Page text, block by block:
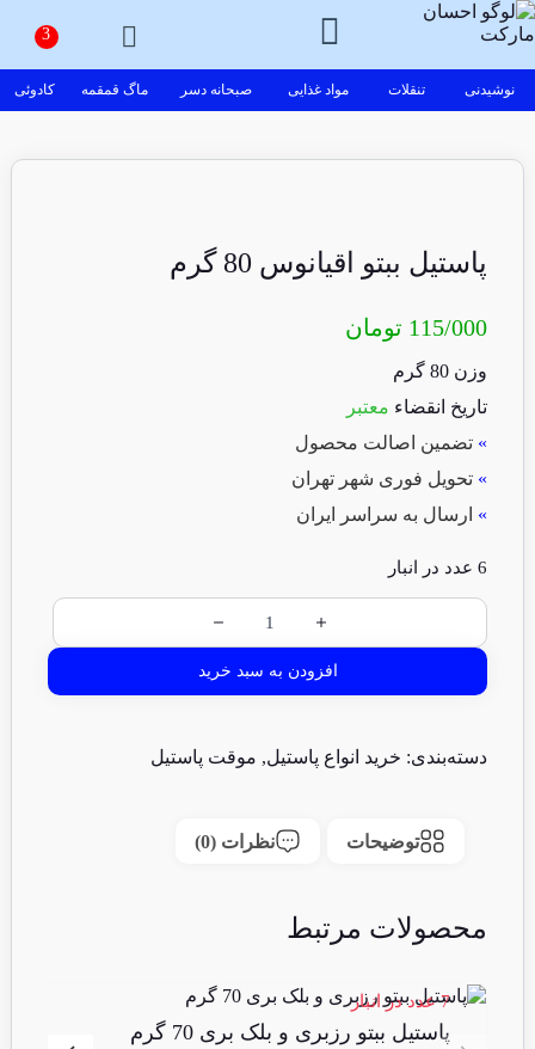
نوشیدنی تنقلات مواد غذایی صبحانه دسر ماگ قمقمه کادوئی
پاستیل ببتو اقیانوس 80 گرم
115/000 تومان
وزن 80 گرم
تاریخ انقضاء معتبر
» تضمین اصالت محصول
» تحویل فوری شهر تهران
» ارسال به سراسر ایران
6 عدد در انبار
افزودن به سبد خرید
دسته‌بندی: خرید انواع پاستیل, موقت پاستیل
توضیحات نظرات (0)
محصولات مرتبط
7 عدد در انبار
پاستیل ببتو رزبری و بلک بری 70 گرم